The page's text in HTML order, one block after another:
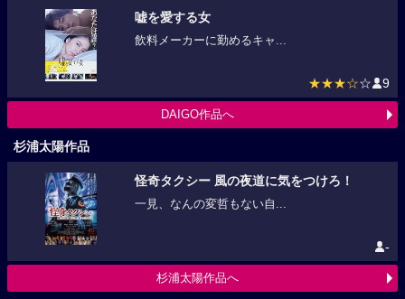
嘘を愛する女
飲料メーカーに勤めるキャ...
★★★☆☆ 9
DAIGO作品へ
杉浦太陽作品
怪奇タクシー 風の夜道に気をつけろ！
一見、なんの変哲もない自...
-
杉浦太陽作品へ